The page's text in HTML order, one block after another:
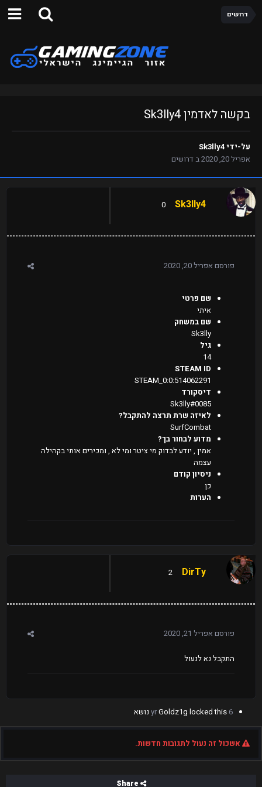
דרושים
בקשה לאדמין Sk3lly4
על-ידיSk3lly4
אפריל 20, 2020
בדרושים
Sk3lly4
0
פורסם אפריל 20, 2020
שם פרטי
איתי
שם במשחק
Sk3lly
גיל
14
STEAM ID
STEAM_0:0:514062291
דיסקורד
Sk3lly#0085
לאיזה שרת תרצה להתקבל?
SurfCombat
מדוע לבחור בך?
אמין , יודע לבדוק מי ציטר ומי לא , ומכירים אותי בקהילה
עצמה
ניסיון קודם
כן
הערות
DirTy
2
פורסם אפריל 21, 2020
התקבל נא לנעול
6 yr
Goldz1g locked this נושא
אשכול זה נעול לתגובות חדשות.